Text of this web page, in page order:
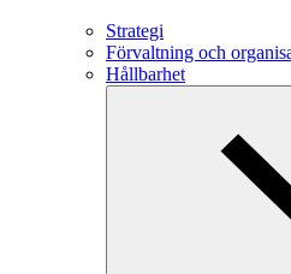
Strategi
Förvaltning och
Hållbarhet